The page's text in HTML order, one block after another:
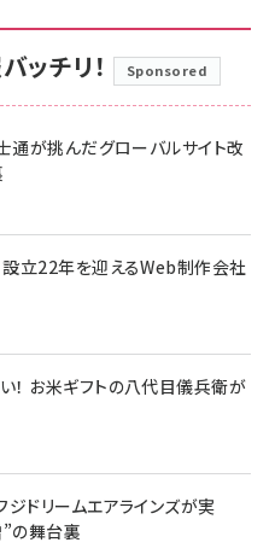
ッチリ！ Sponsored
が挑んだグローバルサイト改
立22年を迎えるWeb制作会社
お米ギフトの八代目儀兵衛が
ドリームエアラインズが実
の舞台裏